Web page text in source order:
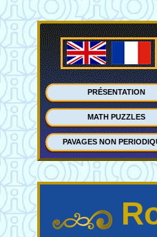
PRÉSENTATION
MATH PUZZLES
PAVAGES NON